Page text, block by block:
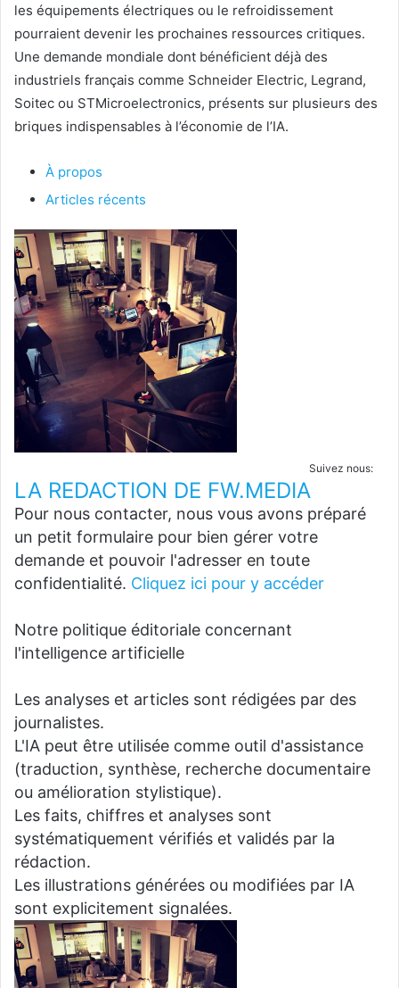
les équipements électriques ou le refroidissement
pourraient devenir les prochaines ressources critiques.
Une demande mondiale dont bénéficient déjà des
industriels français comme Schneider Electric, Legrand,
Soitec ou STMicroelectronics, présents sur plusieurs des
briques indispensables à l’économie de l’IA.
À propos
Articles récents
Suivez nous:
LA REDACTION DE FW.MEDIA
Pour nous contacter, nous vous avons préparé
un petit formulaire pour bien gérer votre
demande et pouvoir l'adresser en toute
confidentialité. Cliquez ici pour y accéder
Notre politique éditoriale concernant
l'intelligence artificielle
Les analyses et articles sont rédigées par des
journalistes.
L'IA peut être utilisée comme outil d'assistance
(traduction, synthèse, recherche documentaire
ou amélioration stylistique).
Les faits, chiffres et analyses sont
systématiquement vérifiés et validés par la
rédaction.
Les illustrations générées ou modifiées par IA
sont explicitement signalées.